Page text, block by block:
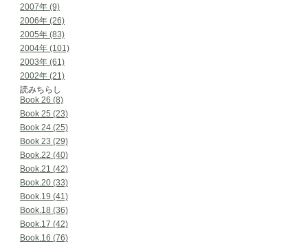
2007年 (9)
2006年 (26)
2005年 (83)
2004年 (101)
2003年 (61)
2002年 (21)
読みちらし
Book 26 (8)
Book 25 (23)
Book 24 (25)
Book 23 (29)
Book.22 (40)
Book.21 (42)
Book.20 (33)
Book.19 (41)
Book.18 (36)
Book.17 (42)
Book.16 (76)